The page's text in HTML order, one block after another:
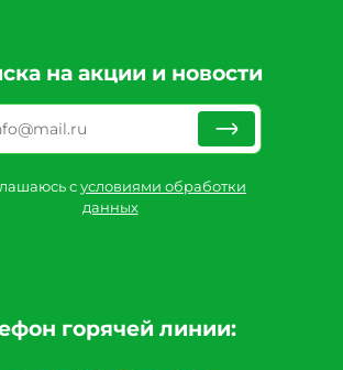
горячей линии:
на акции и новости
сусловиями обработки
данных